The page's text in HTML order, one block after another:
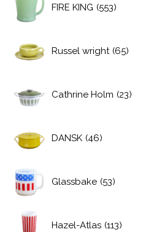
FIRE KING (553)
Russel wright (65)
Cathrine Holm (23)
DANSK (46)
Glassbake (53)
Hazel-Atlas (113)